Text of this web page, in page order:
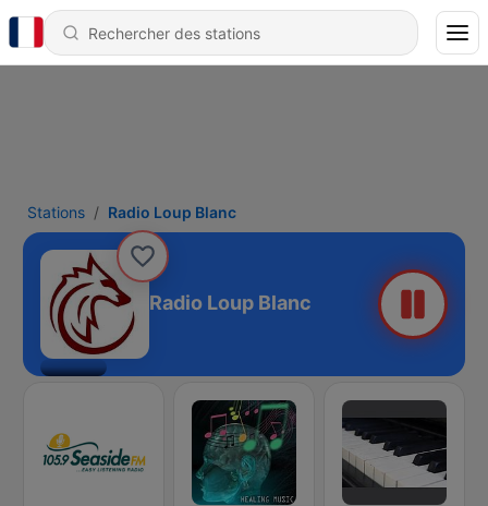
Stations Radio Loup Blanc
Radio Loup Blanc